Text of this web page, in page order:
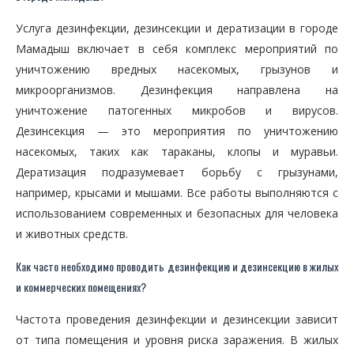
Услуга дезинфекции, дезинсекции и дератизации в городе
Мамадыш включает в себя комплекс мероприятий по
уничтожению вредных насекомых, грызунов и
микроорганизмов. Дезинфекция направлена на
уничтожение патогенных микробов и вирусов.
Дезинсекция — это мероприятия по уничтожению
насекомых, таких как тараканы, клопы и муравьи.
Дератизация подразумевает борьбу с грызунами,
например, крысами и мышами. Все работы выполняются с
использованием современных и безопасных для человека
и животных средств.
Как часто необходимо проводить дезинфекцию и дезинсекцию в жилых
и коммерческих помещениях?
Частота проведения дезинфекции и дезинсекции зависит
от типа помещения и уровня риска заражения. В жилых